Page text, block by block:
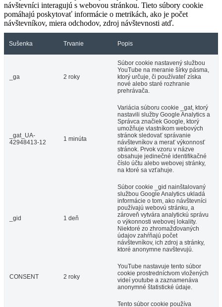
návštevníci interagujú s webovou stránkou. Tieto súbory cookie
pomáhajú poskytovať informácie o metrikách, ako je počet
návštevníkov, miera odchodov, zdroj návštevnosti atď.
Sušenka Trvanie Popis
_ga 2 roky
Súbor cookie nastavený službou
YouTube na meranie šírky pásma,
ktorý určuje, či používateľ získa
nové alebo staré rozhranie
prehrávača.
_gat_UA-
42948413-12
1 minúta
Variácia súboru cookie _gat, ktorý
nastavili služby Google Analytics a
Správca značiek Google, ktorý
umožňuje vlastníkom webových
stránok sledovať správanie
návštevníkov a merať výkonnosť
stránok. Prvok vzoru v názve
obsahuje jedinečné identifikačné
číslo účtu alebo webovej stránky,
na ktoré sa vzťahuje.
_gid 1 deň
Súbor cookie _gid nainštalovaný
službou Google Analytics ukladá
informácie o tom, ako návštevníci
používajú webovú stránku, a
zároveň vytvára analytickú správu
o výkonnosti webovej lokality.
Niektoré zo zhromažďovaných
údajov zahŕňajú počet
návštevníkov, ich zdroj a stránky,
ktoré anonymne navštevujú.
CONSENT 2 roky
YouTube nastavuje tento súbor
cookie prostredníctvom vložených
videí youtube a zaznamenáva
anonymné štatistické údaje.
Tento súbor cookie používa